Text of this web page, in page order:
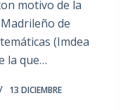
motivo de la
de
(Imdea
la que…
13 DICIEMBRE